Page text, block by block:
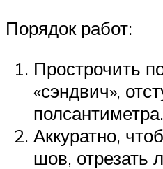
Порядок работ:
Прострочить
«сэндвич»,
полсантиметра.
Аккуратно,
шов, отрезать